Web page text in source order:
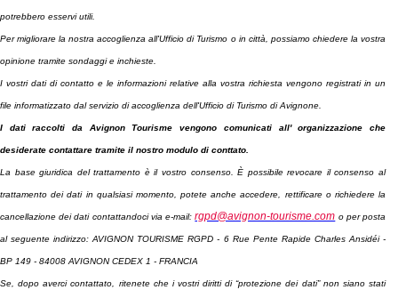
potrebbero esservi utili.
Per migliorare la nostra accoglienza all'Ufficio di Turismo o in città, possiamo chiedere la vostra
opinione tramite sondaggi e inchieste.
I vostri dati di contatto e le informazioni relative alla vostra richiesta vengono registrati in un
file informatizzato dal servizio di accoglienza dell'Ufficio di Turismo di Avignone.
I dati raccolti da Avignon Tourisme vengono comunicati all' organizzazione che
desiderate contattare tramite il nostro modulo di conttato.
La base giuridica del trattamento è il vostro consenso. È possibile revocare il consenso al
trattamento dei dati in qualsiasi momento, potete anche accedere, rettificare o richiedere la
cancellazione dei dati contattandoci via e-mail:rgpd@avignon-tourisme.com o per posta
al seguente indirizzo: AVIGNON TOURISME RGPD - 6 Rue Pente Rapide Charles Ansidéi -
BP 149 - 84008 AVIGNON CEDEX 1 - FRANCIA
Se, dopo averci contattato, ritenete che i vostri diritti di “protezione dei dati” non siano stati